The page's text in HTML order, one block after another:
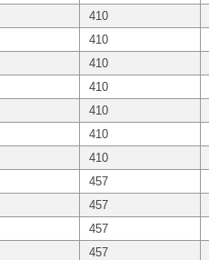
410
410
410
410
410
410
410
457
457
457
457